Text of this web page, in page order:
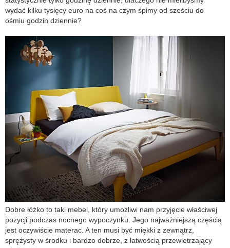
wydać kilku tysięcy euro na coś na czym śpimy od sześciu do
ośmiu godzin dziennie?
Dobre łóżko to taki mebel, który umożliwi nam przyjęcie właściwej
pozycji podczas nocnego wypoczynku. Jego najważniejszą częścią
jest oczywiście materac. A ten musi być miękki z zewnątrz,
sprężysty w środku i bardzo dobrze, z łatwością przewietrzający